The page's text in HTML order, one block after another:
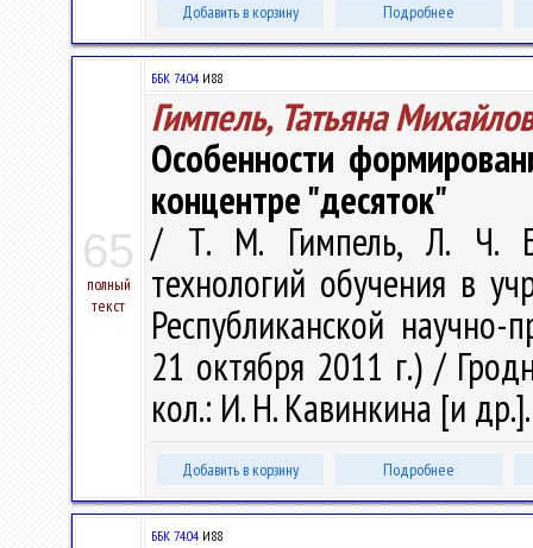
Добавить в корзину Подробнее
65
полный
текст
ББК 74.04 И88
Гимпель, Татьяна
Особенности
концентре "десяток"
/ Т. М. Гимпель, Л. Ч.
технологий обучения в
Республиканской
21 октября 2011 г.) /
кол.: И. Н. Кавинкина [и
Добавить в корзину Подробнее
ББК 74.04 И88